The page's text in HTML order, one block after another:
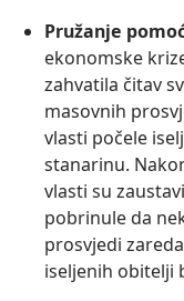
Pružanje
ekonomske
zahvatila čitav
masovnih
vlasti počele
stanarinu.
vlasti su
pobrinule da
prosvjedi
iseljenih obitelji